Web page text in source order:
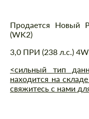
Описание
Продается Новый
(WK2)
3,0 ПРИ (238 л.с.)
<сильный тип
находится на
свяжитесь с нами